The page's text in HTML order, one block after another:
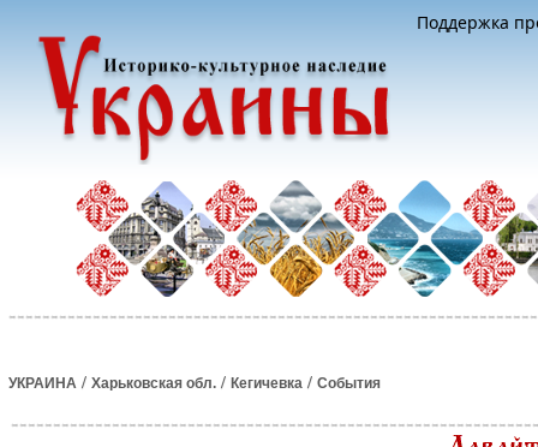
Поддержка
УКРАИНА / Харьковская обл. / Кегичевка / События